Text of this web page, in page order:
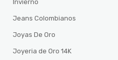
Invierno
Jeans Colombianos
Joyas De Oro
Joyeria de Oro 14K